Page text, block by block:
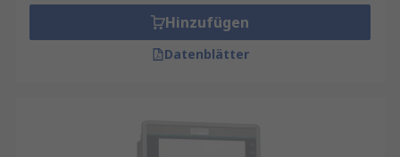
HMI-Displays sind in verschiedenen Größen,
Je nach Anwendung gibt es Breitbild-,
Hinzufügen
Datenblätter